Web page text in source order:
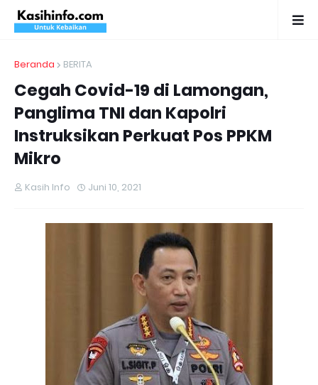
Beranda BERITA
Cegah Covid-19 di Lamongan,
Panglima TNI dan Kapolri
Instruksikan Perkuat Pos PPKM
Mikro
Kasih Info Juni 10, 2021